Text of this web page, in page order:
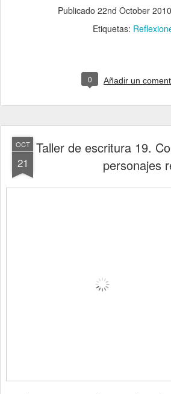
Publicado 22nd October 2010
Etiquetas:
0 Añadir un
OCT
21
Taller de escritura 19.
personajes